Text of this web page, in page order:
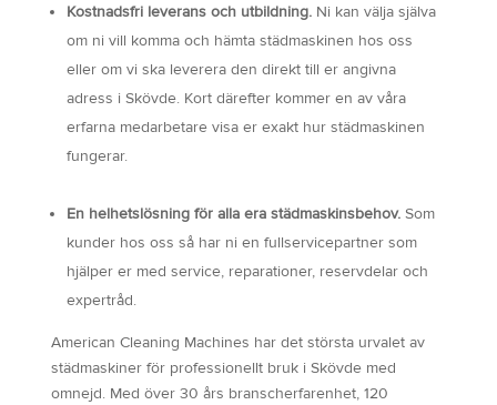
Kostnadsfri leverans och utbildning. Ni kan välja själva
om ni vill komma och hämta städmaskinen hos oss
eller om vi ska leverera den direkt till er angivna
adress i Skövde. Kort därefter kommer en av våra
erfarna medarbetare visa er exakt hur städmaskinen
fungerar.
En helhetslösning för alla era städmaskinsbehov. Som
kunder hos oss så har ni en fullservicepartner som
hjälper er med service, reparationer, reservdelar och
expertråd.
American Cleaning Machines har det största urvalet av
städmaskiner för professionellt bruk i Skövde med
omnejd. Med över 30 års branscherfarenhet, 120